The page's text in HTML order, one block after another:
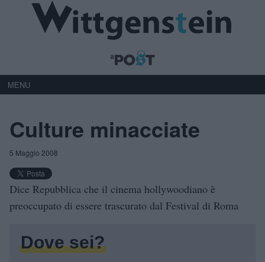
MENU
Culture minacciate
5 Maggio 2008
Dice Repubblica che il cinema hollywoodiano è
preoccupato di essere trascurato dal Festival di Roma
Dove sei?